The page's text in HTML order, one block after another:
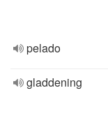
pelado
gladdening